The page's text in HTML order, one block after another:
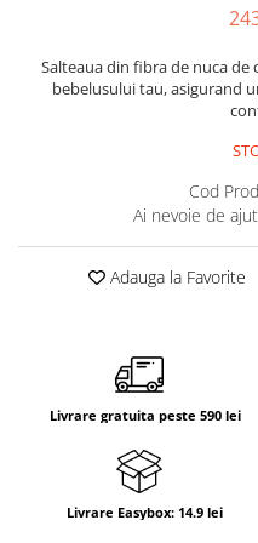
Reductoare antiderapante
Reductoare moi
Seturi cadite anatomice
Suporti anatomici plastic
Suporti anatomici textili
cm
Sisteme de siguranta copii
pentru san
Salteaua din fibra de nuca de
bebelusului tau, asigurand
Cod
Ai nevoie de
Adauga la Favorite
Livrare gratuita peste 590 lei
Livrare Easybox: 14.9 lei